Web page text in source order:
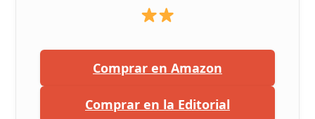
Comprar en Amazon
Comprar en la Editorial